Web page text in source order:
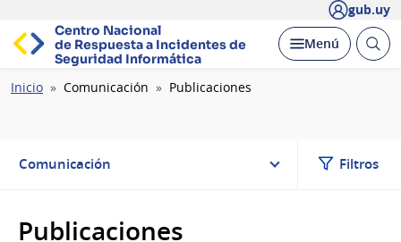
gub.uy
Centro Nacional
de Respuesta a Incidentesde
Seguridad Informática
Desplegar
Menú Abrir
Ruta
Inicio Comunicación Publicaciones
Comunicación Filtros
Publicaciones